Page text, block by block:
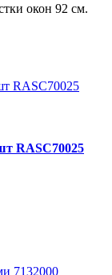
окон 92 см.
RASC70025